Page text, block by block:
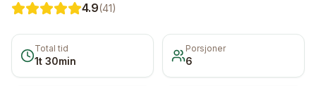
4.9(41)
Total tid
1t 30min
Porsjoner
6